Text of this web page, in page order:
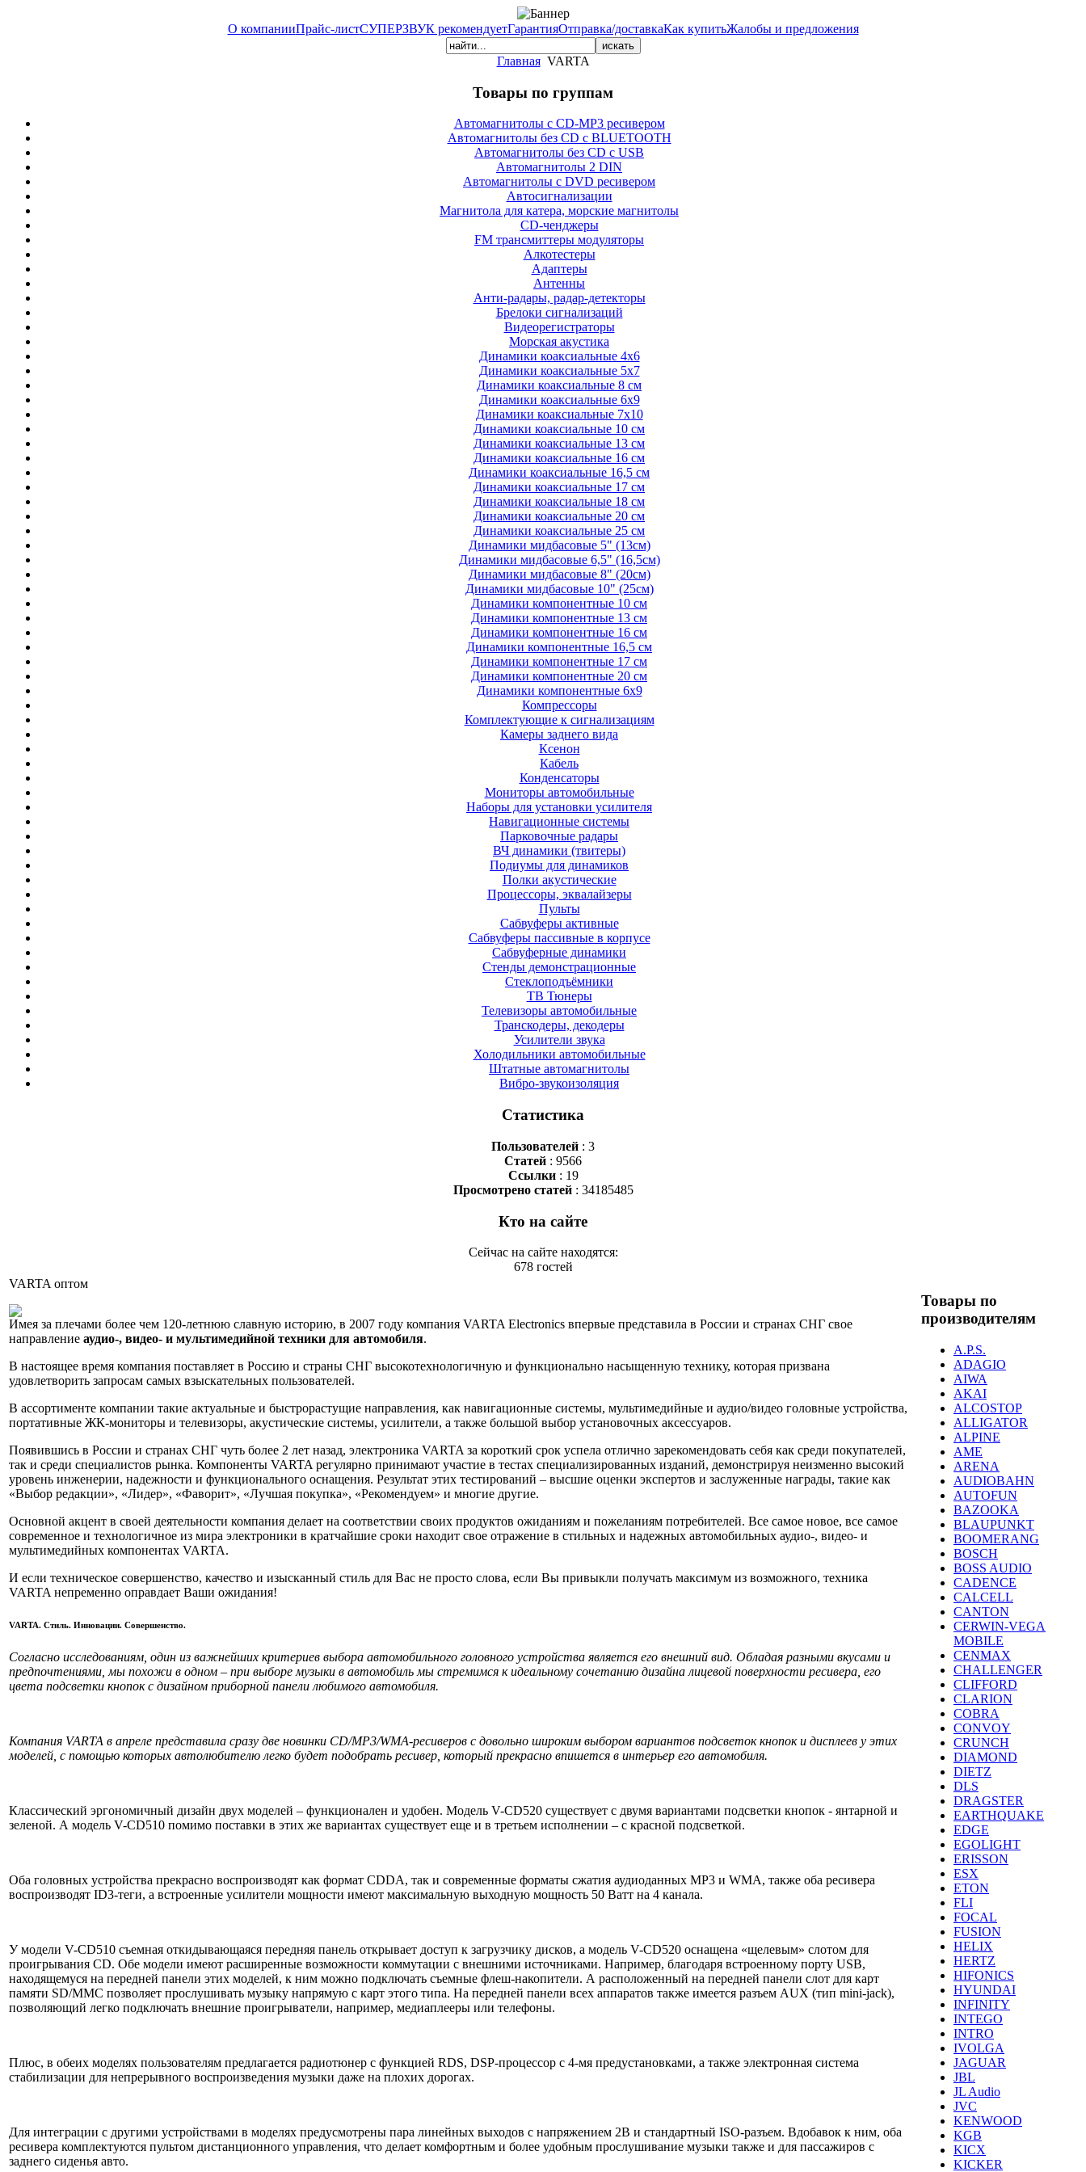
О компанииПрайс-листСУПЕРЗВУК рекомендуетГарантияОтправка/доставкаКак купитьЖалобы и предложения
Главная VARTA
Товары по группам
Автомагнитолы с CD-MP3 ресивером
Автомагнитолы без CD с BLUETOOTH
Автомагнитолы без CD с USB
Автомагнитолы 2 DIN
Автомагнитолы с DVD ресивером
Автосигнализации
Магнитола для катера, морские магнитолы
CD-ченджеры
FM трансмиттеры модуляторы
Алкотестеры
Адаптеры
Антенны
Анти-радары, радар-детекторы
Брелоки сигнализаций
Видеорегистраторы
Морская акустика
Динамики коаксиальные 4х6
Динамики коаксиальные 5х7
Динамики коаксиальные 8 см
Динамики коаксиальные 6х9
Динамики коаксиальные 7х10
Динамики коаксиальные 10 см
Динамики коаксиальные 13 см
Динамики коаксиальные 16 см
Динамики коаксиальные 16,5 см
Динамики коаксиальные 17 см
Динамики коаксиальные 18 см
Динамики коаксиальные 20 см
Динамики коаксиальные 25 см
Динамики мидбасовые 5" (13см)
Динамики мидбасовые 6,5" (16,5см)
Динамики мидбасовые 8" (20см)
Динамики мидбасовые 10" (25см)
Динамики компонентные 10 см
Динамики компонентные 13 см
Динамики компонентные 16 см
Динамики компонентные 16,5 см
Динамики компонентные 17 см
Динамики компонентные 20 см
Динамики компонентные 6х9
Компрессоры
Комплектующие к сигнализациям
Камеры заднего вида
Ксенон
Кабель
Конденсаторы
Мониторы автомобильные
Наборы для установки усилителя
Навигационные системы
Парковочные радары
ВЧ динамики (твитеры)
Подиумы для динамиков
Полки акустические
Процессоры, эквалайзеры
Пульты
Сабвуферы активные
Сабвуферы пассивные в корпусе
Сабвуферные динамики
Стенды демонстрационные
Стеклоподъёмники
ТВ Тюнеры
Телевизоры автомобильные
Транскодеры, декодеры
Усилители звука
Холодильники автомобильные
Штатные автомагнитолы
Вибро-звукоизоляция
Статистика
Пользователей : 3
Статей : 9566
Ссылки: 19
Просмотрено статей: 34185485
Кто на сайте
Сейчас на сайте находятся:
678 гостей
VARTA оптом
Имея за плечами более чем 120-летнюю славную историю, в 2007 году компания VARTA Electronics впервые представила в России и странах СНГ свое
направление аудио-, видео- и мультимедийной техники для автомобиля.
В настоящее время компания поставляет в Россию и страны СНГ высокотехнологичную и функционально насыщенную технику, которая призвана
удовлетворить запросам самых взыскательных пользователей.
В ассортименте компании такие актуальные и быстрорастущие направления, как навигационные системы, мультимедийные и аудио/видео головные устройства,
портативные ЖК-мониторы и телевизоры, акустические системы, усилители, а также большой выбор установочных аксессуаров.
Появившись в России и странах СНГ чуть более 2 лет назад, электроника VARTA за короткий срок успела отлично зарекомендовать себя как среди покупателей,
так и среди специалистов рынка. Компоненты VARTA регулярно принимают участие в тестах специализированных изданий, демонстрируя неизменно высокий
уровень инженерии, надежности и функционального оснащения. Результат этих тестирований – высшие оценки экспертов и заслуженные награды, такие как
«Выбор редакции», «Лидер», «Фаворит», «Лучшая покупка», «Рекомендуем» и многие другие.
Основной акцент в своей деятельности компания делает на соответствии своих продуктов ожиданиям и пожеланиям потребителей. Все самое новое, все самое
современное и технологичное из мира электроники в кратчайшие сроки находит свое отражение в стильных и надежных автомобильных аудио-, видео- и
мультимедийных компонентах VARTA.
И если техническое совершенство, качество и изысканный стиль для Вас не просто слова, если Вы привыкли получать максимум из возможного, техника
VARTA непременно оправдает Ваши ожидания!
VARTA. Стиль. Инновации. Совершенство.
Согласно исследованиям, один из важнейших критериев выбора автомобильного головного устройства является его внешний вид. Обладая разными вкусами и
предпочтениями, мы похожи в одном – при выборе музыки в автомобиль мы стремимся к идеальному сочетанию дизайна лицевой поверхности ресивера, его
цвета подсветки кнопок с дизайном приборной панели любимого автомобиля.
Компания VARTA в апреле представила сразу две новинки CD/MP3/WMA-ресиверов с довольно широким выбором вариантов подсветок кнопок и дисплеев у этих
моделей, с помощью которых автолюбителю легко будет подобрать ресивер, который прекрасно впишется в интерьер его автомобиля.
Классический эргономичный дизайн двух моделей – функционален и удобен. Модель V-CD520 существует с двумя вариантами подсветки кнопок - янтарной и
зеленой. А модель V-CD510 помимо поставки в этих же вариантах существует еще и в третьем исполнении – с красной подсветкой.
Оба головных устройства прекрасно воспроизводят как формат CDDA, так и современные форматы сжатия аудиоданных MP3 и WMA, также оба ресивера
воспроизводят ID3-теги, а встроенные усилители мощности имеют максимальную выходную мощность 50 Ватт на 4 канала.
У модели V-СD510 съемная откидывающаяся передняя панель открывает доступ к загрузчику дисков, а модель V-CD520 оснащена «щелевым» слотом для
проигрывания CD. Обе модели имеют расширенные возможности коммутации с внешними источниками. Например, благодаря встроенному порту USB,
находящемуся на передней панели этих моделей, к ним можно подключать съемные флеш-накопители. А расположенный на передней панели слот для карт
памяти SD/MMC позволяет прослушивать музыку напрямую с карт этого типа. На передней панели всех аппаратов также имеется разъем AUX (тип mini-jack),
позволяющий легко подключать внешние проигрыватели, например, медиаплееры или телефоны.
Плюс, в обеих моделях пользователям предлагается радиотюнер с функцией RDS, DSP-процессор с 4-мя предустановками, а также электронная система
стабилизации для непрерывного воспроизведения музыки даже на плохих дорогах.
Для интеграции с другими устройствами в моделях предусмотрены пара линейных выходов с напряжением 2В и стандартный ISO-разъем. Вдобавок к ним, оба
ресивера комплектуются пультом дистанционного управления, что делает комфортным и более удобным прослушивание музыки также и для пассажиров с
заднего сиденья авто.
Товары по
производителям
A.P.S.
ADAGIO
AIWA
AKAI
ALCOSTOP
ALLIGATOR
ALPINE
AME
ARENA
AUDIOBAHN
AUTOFUN
BAZOOKA
BLAUPUNKT
BOOMERANG
BOSCH
BOSS AUDIO
CADENCE
CALCELL
CANTON
CERWIN-VEGA
MOBILE
CENMAX
CHALLENGER
CLIFFORD
CLARION
COBRA
CONVOY
CRUNCH
DIAMOND
DIETZ
DLS
DRAGSTER
EARTHQUAKE
EDGE
EGOLIGHT
ERISSON
ESX
ETON
FLI
FOCAL
FUSION
HELIX
HERTZ
HIFONICS
HYUNDAI
INFINITY
INTEGO
INTRO
IVOLGA
JAGUAR
JBL
JL Audio
JVC
KENWOOD
KGB
KICX
KICKER